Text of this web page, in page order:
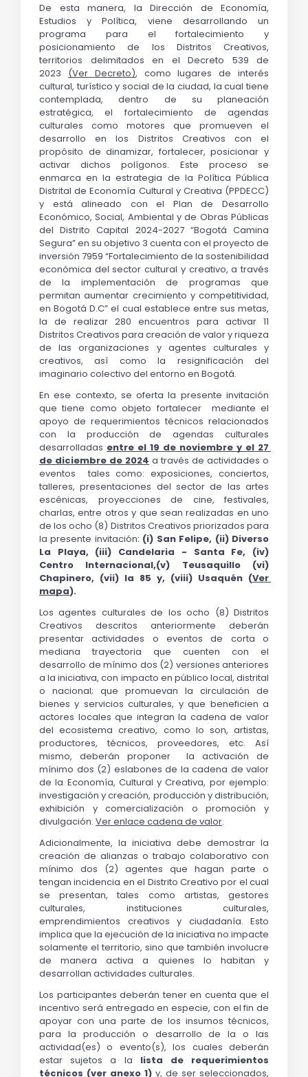
De esta manera, la Dirección de Economía,
Estudios y Política, viene desarrollando un
programa para el fortalecimiento y
posicionamiento de los Distritos Creativos,
territorios delimitados en el Decreto 539 de
2023 (Ver Decreto), como lugares de interés
cultural, turístico y social de la ciudad, la cual tiene
contemplada, dentro de su planeación
estratégica, el fortalecimiento de agendas
culturales como motores que promueven el
desarrollo en los Distritos Creativos con el
propósito de dinamizar, fortalecer, posicionar y
activar dichos polígonos. Este proceso se
enmarca en la estrategia de la Política Pública
Distrital de Economía Cultural y Creativa (PPDECC)
y está alineado con el Plan de Desarrollo
Económico, Social, Ambiental y de Obras Públicas
del Distrito Capital 2024-2027 “Bogotá Camina
Segura” en su objetivo 3 cuenta con el proyecto de
inversión 7959 “Fortalecimiento de la sostenibilidad
económica del sector cultural y creativo, a través
de la implementación de programas que
permitan aumentar crecimiento y competitividad,
en Bogotá D.C” el cual establece entre sus metas,
la de realizar 280 encuentros para activar 11
Distritos Creativos para creación de valor y riqueza
de las organizaciones y agentes culturales y
creativos, así como la resignificación del
imaginario colectivo del entorno en Bogotá.
En ese contexto, se oferta la presente invitación
que tiene como objeto fortalecer  mediante el
apoyo de requerimientos técnicos relacionados
con la producción de agendas culturales
desarrolladas entre el 19 de noviembre y el 27
de diciembre de 2024 a través de actividades o
eventos  tales como: exposiciones, conciertos,
talleres, presentaciones del sector de las artes
escénicas, proyecciones de cine, festivales,
charlas, entre otros y que sean realizadas en uno
de los ocho (8) Distritos Creativos priorizados para
la presente invitación: (i) San Felipe, (ii) Diverso
La Playa, (iii) Candelaria - Santa Fe, (iv)
Centro Internacional,(v) Teusaquillo (vi)
Chapinero, (vii) la 85 y, (viii) Usaquén (Ver
mapa).
Los agentes culturales de los ocho (8) Distritos
Creativos descritos anteriormente deberán
presentar actividades o eventos de corta o
mediana trayectoria que cuenten con el
desarrollo de mínimo dos (2) versiones anteriores
a la iniciativa, con impacto en público local, distrital
o nacional; que promuevan la circulación de
bienes y servicios culturales, y que beneficien a
actores locales que integran la cadena de valor
del ecosistema creativo, como lo son, artistas,
productores, técnicos, proveedores, etc. Así
mismo, deberán proponer  la activación de
mínimo dos (2) eslabones de la cadena de valor
de la Economía, Cultural y Creativa, por ejemplo:
investigación y creación, producción y distribución,
exhibición y comercialización o promoción y
divulgación. Ver enlace cadena de valor.
Adicionalmente, la iniciativa debe demostrar la
creación de alianzas o trabajo colaborativo con
mínimo dos (2) agentes que hagan parte o
tengan incidencia en el Distrito Creativo por el cual
se presentan, tales como artistas, gestores
culturales, instituciones culturales,
emprendimientos creativos y ciudadanía. Esto
implica que la ejecución de la iniciativa no impacte
solamente el territorio, sino que también involucre
de manera activa a quienes lo habitan y
desarrollan actividades culturales.
Los participantes deberán tener en cuenta que el
incentivo será entregado en especie, con el fin de
apoyar con una parte de los insumos técnicos,
para la producción o desarrollo de la o las
actividad(es) o evento(s), los cuales deberán
estar sujetos a la lista de requerimientos
técnicos (ver anexo 1) y, de ser seleccionados,